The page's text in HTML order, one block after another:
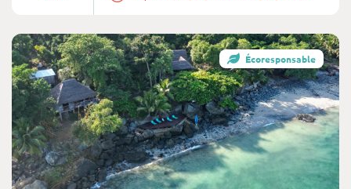
Écoresponsable
Consultez l'offre de voyage